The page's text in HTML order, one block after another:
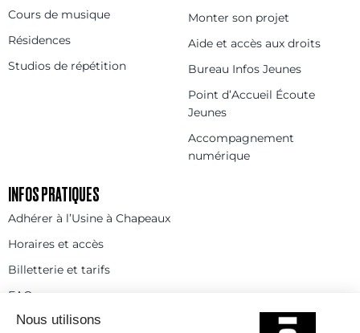
Cours de musique
Résidences
Studios de répétition
Monter son projet
Aide et accès aux droits
Bureau Infos Jeunes
Point d’Accueil Écoute
Jeunes
Accompagnement
numérique
INFOS PRATIQUES
Adhérer à l’Usine à Chapeaux
Horaires et accès
Billetterie et tarifs
FAQ
Contact